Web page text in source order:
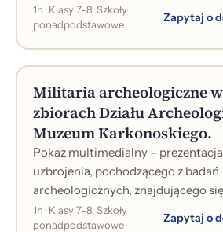
badań archeologicznych na
1h · Klasy 7-8, Szkoły
ponadpodstawowe
Zapytaj o
Militaria archeologiczne w
zbiorach Działu
Muzeum Karkonoskiego.
Pokaz multimedialny –
uzbrojenia, pochodzącego z badań
archeologicznych, znajdującego
Działu Archeologii Muzeum
1h · Klasy 7-8, Szkoły
ponadpodstawowe
Zapytaj o